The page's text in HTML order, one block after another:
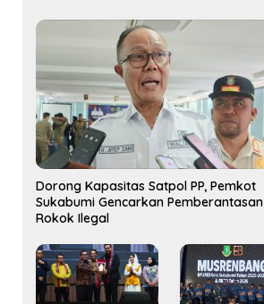
Dorong Kapasitas Satpol PP, Pemkot
Sukabumi Gencarkan Pemberantasan
Rokok Ilegal